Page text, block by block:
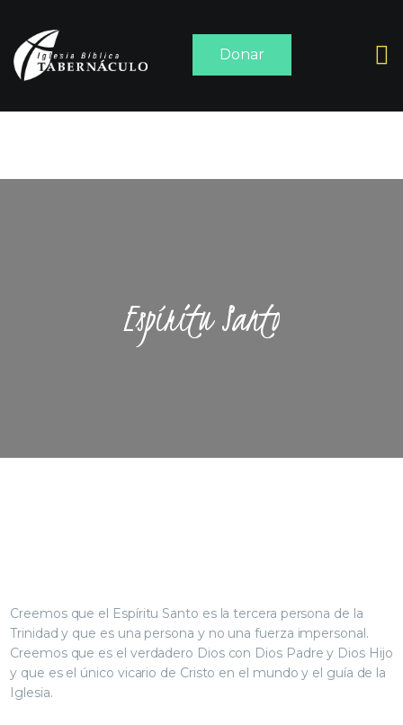
Donar
Espíritu Santo
SERMONES
Creemos que el Espíritu Santo es la tercera persona de la
Trinidad y que es una persona y no una fuerza impersonal.
Creemos que es el verdadero Dios con Dios Padre y Dios Hijo
y que es el único vicario de Cristo en el mundo y el guía de la
Iglesia.